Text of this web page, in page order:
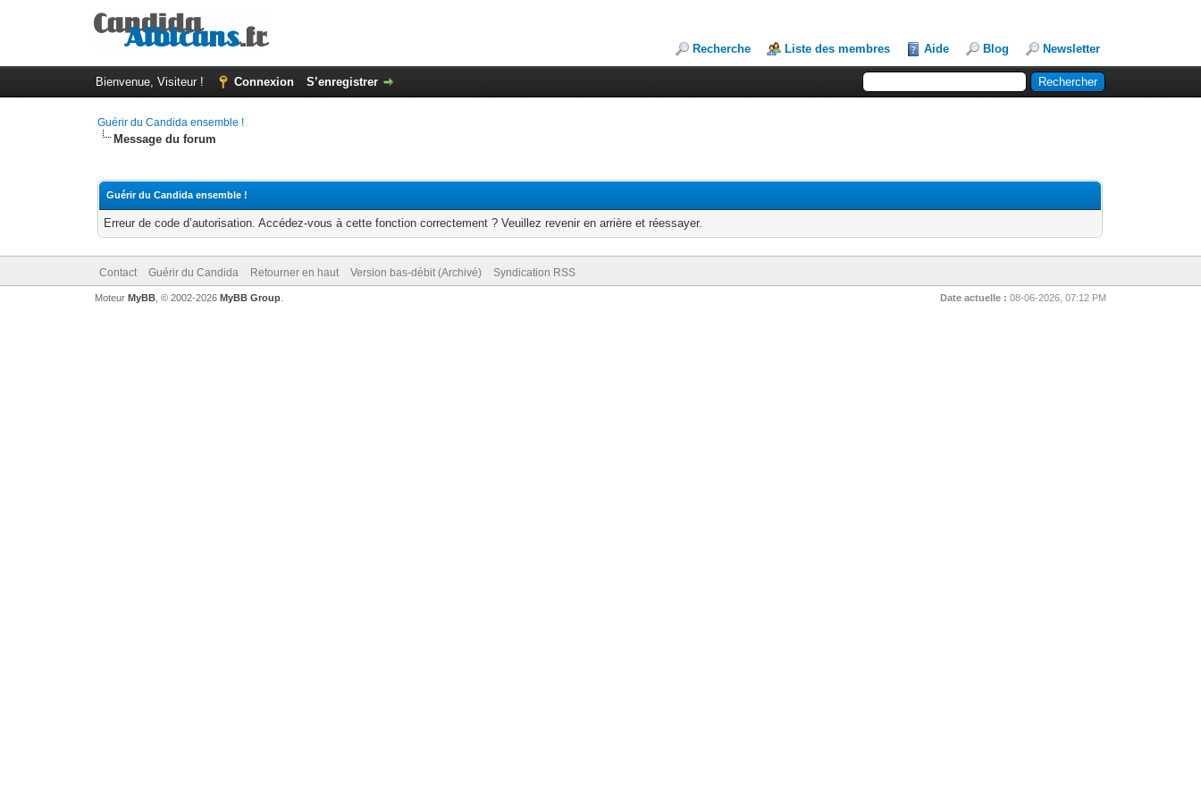
Recherche Liste des membres Aide Blog Newsletter
Bienvenue, Visiteur ! Connexion S’enregistrer
Guérir du Candida ensemble !
Message du forum
Guérir du Candida ensemble !
Erreur de code d’autorisation. Accédez-vous à cette fonction correctement ? Veuillez revenir en arrière et réessayer.
Contact Guérir du Candida Retourner en haut Version bas-débit (Archivé) Syndication RSS
Date actuelle : 08-06-2026, 07:12 PM
Moteur MyBB, © 2002-2026 MyBB Group.